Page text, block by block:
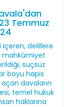
Temmuz
içeren, delillere
suçsuz
boyu hapis
davaların
temel hukuk
haklarına